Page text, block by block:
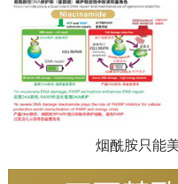
烟酰胺只能